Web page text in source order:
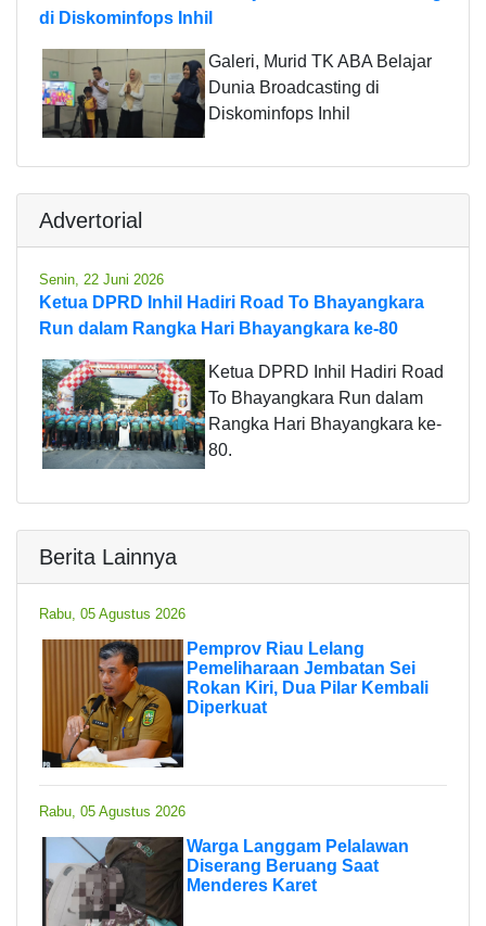
di Diskominfops Inhil
Galeri, Murid TK ABA Belajar
Dunia Broadcasting di
Diskominfops Inhil
Advertorial
Senin, 22 Juni 2026
Ketua DPRD Inhil Hadiri Road To Bhayangkara
Run dalam Rangka Hari Bhayangkara ke-80
Ketua DPRD Inhil Hadiri Road
To Bhayangkara Run dalam
Rangka Hari Bhayangkara ke-
80.
Berita Lainnya
Rabu, 05 Agustus 2026
Pemprov Riau Lelang
Pemeliharaan Jembatan Sei
Rokan Kiri, Dua Pilar Kembali
Diperkuat
Rabu, 05 Agustus 2026
Warga Langgam Pelalawan
Diserang Beruang Saat
Menderes Karet